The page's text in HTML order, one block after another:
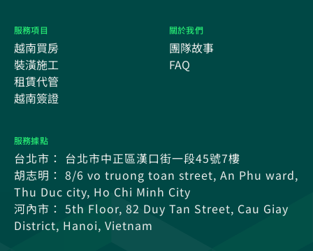
服務項目
越南買房
裝潢施工
租賃代管
越南簽證
關於我們
團隊故事
FAQ
服務據點
台北市： 台北市中正區漢口街一段45號7樓
胡志明： 8/6 vo truong toan street, An Phu ward,
Thu Duc city, Ho Chi Minh City
河內市： 5th Floor, 82 Duy Tan Street, Cau Giay
District, Hanoi, Vietnam